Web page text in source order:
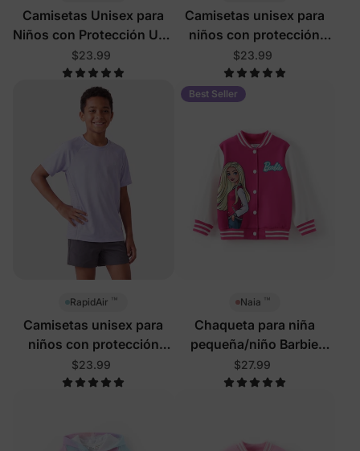
Camisetas Unisex para
Niños con Protección UPF
y Secado Rápido en Azul
Profundo
$23.99
Camisetas unisex para
niños con protección
UPF, de secado rápido,
color blanco
$23.99
RapidAir ™
Camisetas unisex para
niños con protección
UPF, de secado rápido,
color púrpura claro
$23.99
Best Seller
Naia ™
Chaqueta para niña
pequeña/niño Barbie
color rosa rosa
$27.99